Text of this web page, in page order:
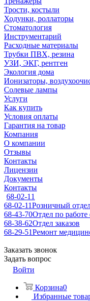
Трости, костыли
Ходунки, роллаторы
Стоматология
Инструментарий
Расходные материалы
Трубки ПВХ, резина
УЗИ, ЭКГ, рентген
Экология дома
Ионизаторы,
Солевые лампы
Услуги
Как купить
Условия оплаты
Гарантия на товар
Компания
О компании
Отзывы
Контакты
Лицензии
Документы
Контакты
68-02-11
68-02-11Розничный
68-43-70Отдел по
68-38-62Отдел заказов
68-29-51Ремонт
Заказать звонок
Задать вопрос
Войти
Корзина0
Избранные